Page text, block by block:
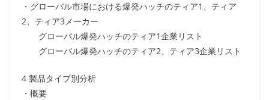
・グローバル市場における爆発ハッチのティア1、ティア
2、ティア3メーカー
グローバル爆発ハッチのティア1企業リスト
グローバル爆発ハッチのティア2、ティア3企業リスト
4 製品タイプ別分析
・概要